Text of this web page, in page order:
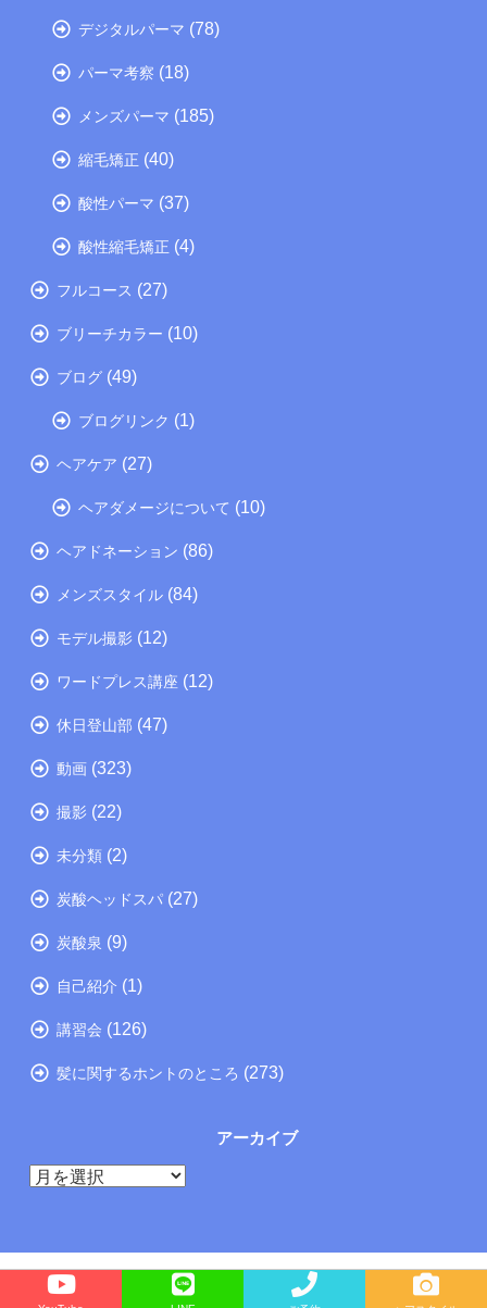
デジタルパーマ (78)
パーマ考察 (18)
メンズパーマ (185)
縮毛矯正 (40)
酸性パーマ (37)
酸性縮毛矯正 (4)
フルコース (27)
ブリーチカラー (10)
ブログ (49)
ブログリンク (1)
ヘアケア (27)
ヘアダメージについて (10)
ヘアドネーション (86)
メンズスタイル (84)
モデル撮影 (12)
ワードプレス講座 (12)
休日登山部 (47)
動画 (323)
撮影 (22)
未分類 (2)
炭酸ヘッドスパ (27)
炭酸泉 (9)
自己紹介 (1)
講習会 (126)
髪に関するホントのところ (273)
アーカイブ
ア
ブ
Copyright©
たつの市の美容院メーカー講師が教えるぺったんこ髪の解決方法ブログ, 2026 All